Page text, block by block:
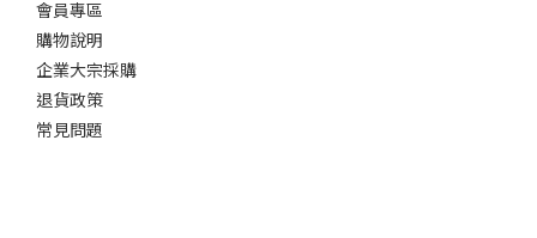
會員專區
購物說明
企業大宗採購
退貨政策
常見問題